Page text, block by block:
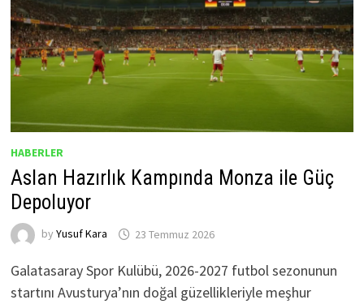
HABERLER
Aslan Hazırlık Kampında Monza ile Güç
Depoluyor
by Yusuf Kara 23 Temmuz 2026
Galatasaray Spor Kulübü, 2026-2027 futbol sezonunun
startını Avusturya’nın doğal güzellikleriyle meşhur